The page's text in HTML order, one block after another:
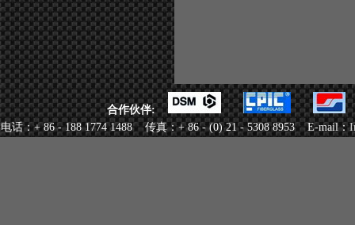
合作伙伴:
电话：+ 86 - 188 1774 1488 传真：+ 86 - (0) 21 - 5308 8953 E-mail：